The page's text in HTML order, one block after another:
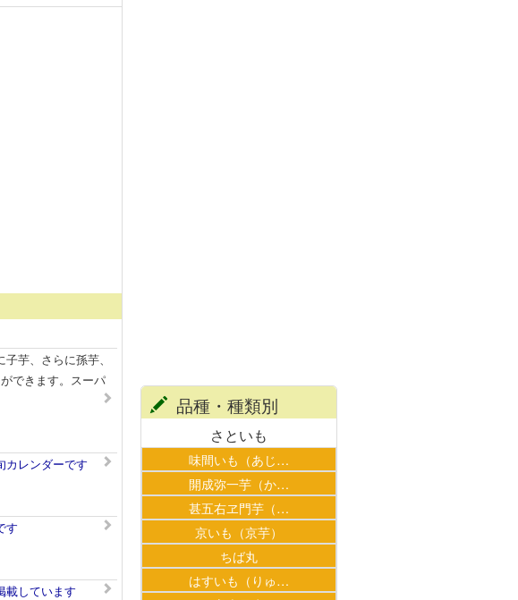
芋、さらに孫芋、
できます。スーパ
カレンダーです
す
載しています
品種・種類別
さといも
味間いも（あじ…
開成弥一芋（か…
甚五右ヱ門芋（…
京いも（京芋）
ちば丸
はすいも（りゅ…